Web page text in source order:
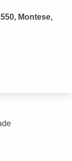
Montese,